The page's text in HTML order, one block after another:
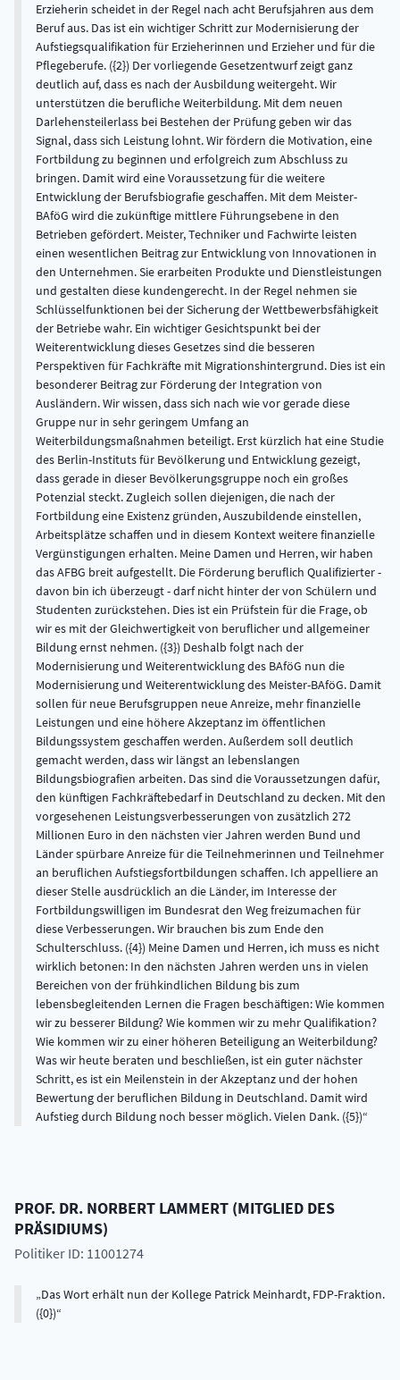
Erzieherin scheidet in der Regel nach acht Berufsjahren aus dem
Beruf aus. Das ist ein wichtiger Schritt zur Modernisierung der
Aufstiegsqualifikation für Erzieherinnen und Erzieher und für die
Pflegeberufe. ({2}) Der vorliegende Gesetzentwurf zeigt ganz
deutlich auf, dass es nach der Ausbildung weitergeht. Wir
unterstützen die berufliche Weiterbildung. Mit dem neuen
Darlehensteilerlass bei Bestehen der Prüfung geben wir das
Signal, dass sich Leistung lohnt. Wir fördern die Motivation, eine
Fortbildung zu beginnen und erfolgreich zum Abschluss zu
bringen. Damit wird eine Voraussetzung für die weitere
Entwicklung der Berufsbiografie geschaffen. Mit dem Meister-
BAföG wird die zukünftige mittlere Führungsebene in den
Betrieben gefördert. Meister, Techniker und Fachwirte leisten
einen wesentlichen Beitrag zur Entwicklung von Innovationen in
den Unternehmen. Sie erarbeiten Produkte und Dienstleistungen
und gestalten diese kundengerecht. In der Regel nehmen sie
Schlüsselfunktionen bei der Sicherung der Wettbewerbsfähigkeit
der Betriebe wahr. Ein wichtiger Gesichtspunkt bei der
Weiterentwicklung dieses Gesetzes sind die besseren
Perspektiven für Fachkräfte mit Migrationshintergrund. Dies ist ein
besonderer Beitrag zur Förderung der Integration von
Ausländern. Wir wissen, dass sich nach wie vor gerade diese
Gruppe nur in sehr geringem Umfang an
Weiterbildungsmaßnahmen beteiligt. Erst kürzlich hat eine Studie
des Berlin-Instituts für Bevölkerung und Entwicklung gezeigt,
dass gerade in dieser Bevölkerungsgruppe noch ein großes
Potenzial steckt. Zugleich sollen diejenigen, die nach der
Fortbildung eine Existenz gründen, Auszubildende einstellen,
Arbeitsplätze schaffen und in diesem Kontext weitere finanzielle
Vergünstigungen erhalten. Meine Damen und Herren, wir haben
das AFBG breit aufgestellt. Die Förderung beruflich Qualifizierter -
davon bin ich überzeugt - darf nicht hinter der von Schülern und
Studenten zurückstehen. Dies ist ein Prüfstein für die Frage, ob
wir es mit der Gleichwertigkeit von beruflicher und allgemeiner
Bildung ernst nehmen. ({3}) Deshalb folgt nach der
Modernisierung und Weiterentwicklung des BAföG nun die
Modernisierung und Weiterentwicklung des Meister-BAföG. Damit
sollen für neue Berufsgruppen neue Anreize, mehr finanzielle
Leistungen und eine höhere Akzeptanz im öffentlichen
Bildungssystem geschaffen werden. Außerdem soll deutlich
gemacht werden, dass wir längst an lebenslangen
Bildungsbiografien arbeiten. Das sind die Voraussetzungen dafür,
den künftigen Fachkräftebedarf in Deutschland zu decken. Mit den
vorgesehenen Leistungsverbesserungen von zusätzlich 272
Millionen Euro in den nächsten vier Jahren werden Bund und
Länder spürbare Anreize für die Teilnehmerinnen und Teilnehmer
an beruflichen Aufstiegsfortbildungen schaffen. Ich appelliere an
dieser Stelle ausdrücklich an die Länder, im Interesse der
Fortbildungswilligen im Bundesrat den Weg freizumachen für
diese Verbesserungen. Wir brauchen bis zum Ende den
Schulterschluss. ({4}) Meine Damen und Herren, ich muss es nicht
wirklich betonen: In den nächsten Jahren werden uns in vielen
Bereichen von der frühkindlichen Bildung bis zum
lebensbegleitenden Lernen die Fragen beschäftigen: Wie kommen
wir zu besserer Bildung? Wie kommen wir zu mehr Qualifikation?
Wie kommen wir zu einer höheren Beteiligung an Weiterbildung?
Was wir heute beraten und beschließen, ist ein guter nächster
Schritt, es ist ein Meilenstein in der Akzeptanz und der hohen
Bewertung der beruflichen Bildung in Deutschland. Damit wird
Aufstieg durch Bildung noch besser möglich. Vielen Dank. ({5})
PROF. DR. NORBERT LAMMERT (MITGLIED DES
PRÄSIDIUMS)
Politiker ID: 11001274
Das Wort erhält nun der Kollege Patrick Meinhardt, FDP-Fraktion.
({0})